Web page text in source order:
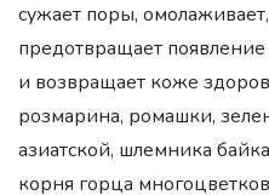
сужает поры,
предотвращает
и возвращает коже
розмарина, ромашки,
азиатской, шлемника
корня горца